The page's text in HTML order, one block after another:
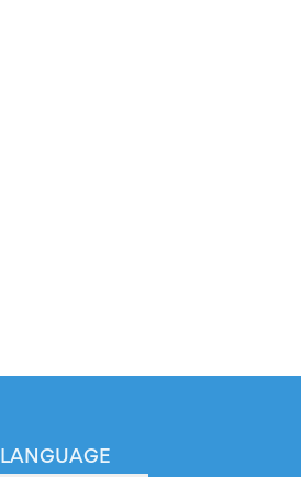
LANGUAGE